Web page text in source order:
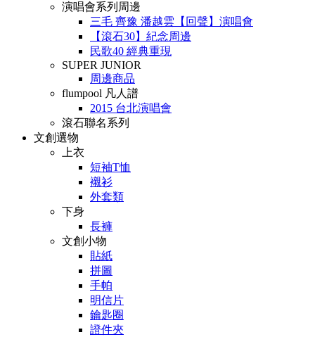
演唱會系列周邊
三毛 齊豫 潘越雲【回聲】演唱會
【滾石30】紀念周邊
民歌40 經典重現
SUPER JUNIOR
周邊商品
flumpool 凡人譜
2015 台北演唱會
滾石聯名系列
文創選物
上衣
短袖T恤
襯衫
外套類
下身
長褲
文創小物
貼紙
拼圖
手帕
明信片
鑰匙圈
證件夾